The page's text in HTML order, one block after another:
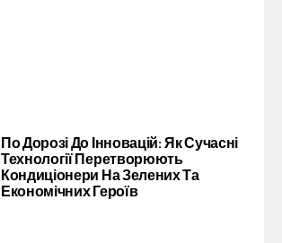
По Дорозі До Інновацій: Як Сучасні
Технології Перетворюють
Кондиціонери На Зелених Та
Економічних Героїв